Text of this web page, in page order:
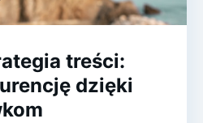
treści:
dzięki